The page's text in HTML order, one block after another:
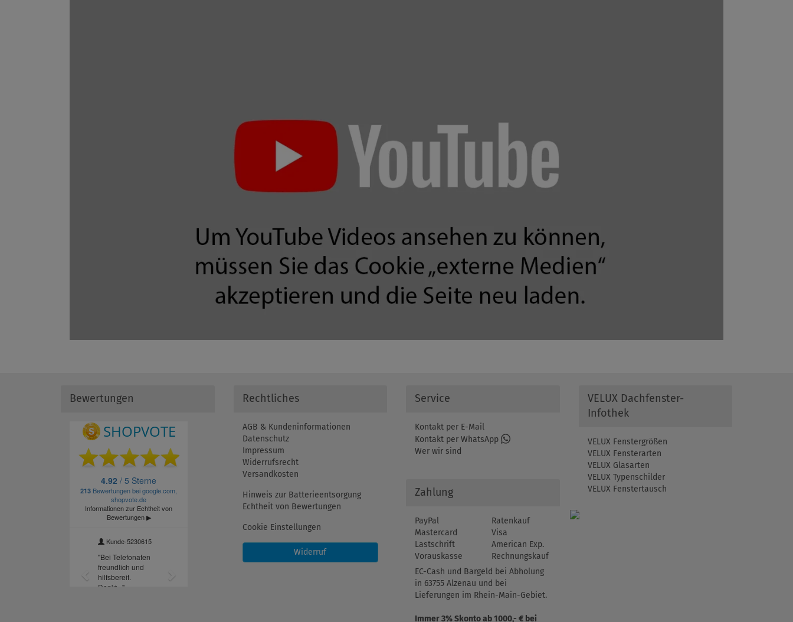
Bewertungen Rechtliches
AGB & Kundeninformationen
Datenschutz
Impressum
Widerrufsrecht
Versandkosten
Hinweis zur Batterieentsorgung
Echtheit von Bewertungen
Cookie Einstellungen
Widerruf
Service
Kontakt per E-Mail
Kontakt per WhatsApp
Wer wir sind
Zahlung
PayPal
Ratenkauf
Mastercard
Visa
Lastschrift
American Exp.
Vorauskasse
Rechnungskauf
EC-Cash und Bargeld bei Abholung
in 63755 Alzenau und bei
Lieferungen im Rhein-Main-Gebiet.
Immer 3% Skonto ab 1000,- € bei
VELUX Dachfenster-
Infothek
VELUX Fenstergrößen
VELUX Fensterarten
VELUX Glasarten
VELUX Typenschilder
VELUX Fenstertausch